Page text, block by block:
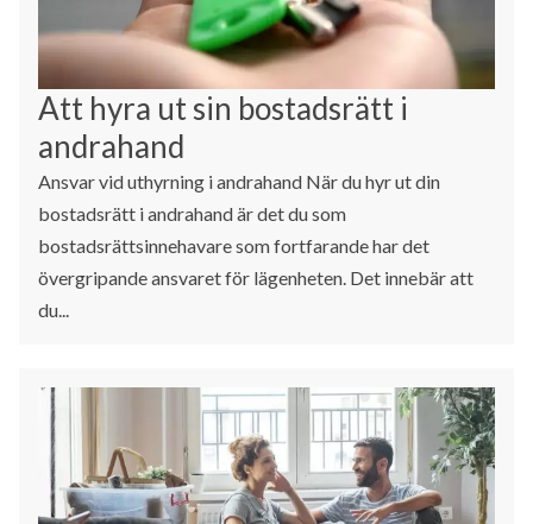
Att hyra ut sin bostadsrätt i
andrahand
Ansvar vid uthyrning i andrahand När du hyr ut din
bostadsrätt i andrahand är det du som
bostadsrättsinnehavare som fortfarande har det
övergripande ansvaret för lägenheten. Det innebär att
du...